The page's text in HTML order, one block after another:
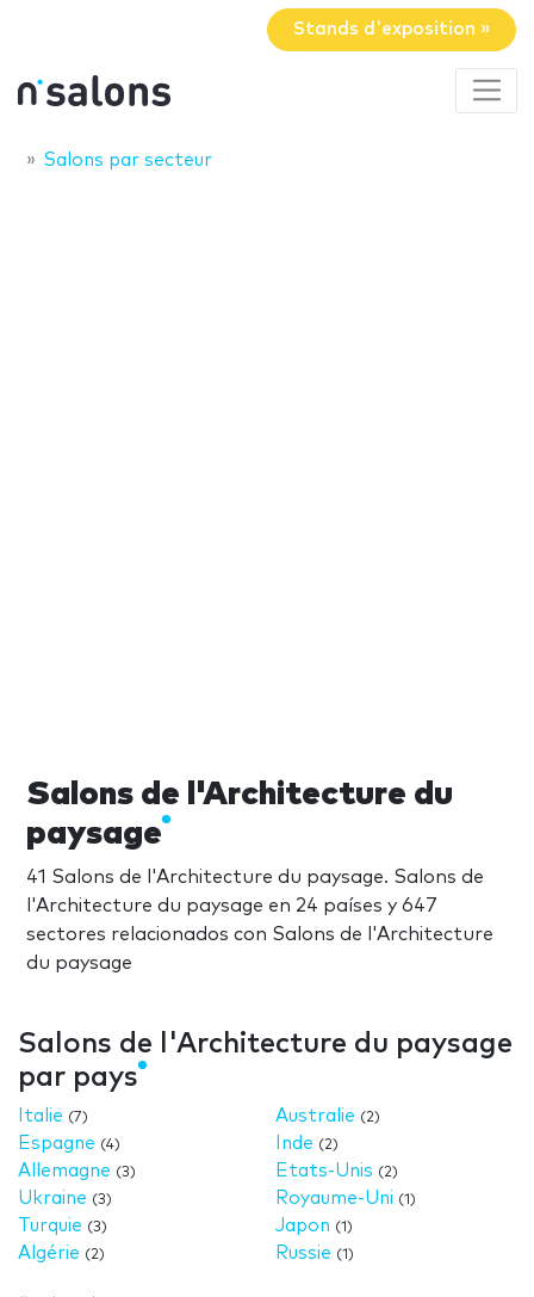
Stands d'exposition »
Salons par secteur
Salons de l'Architecture du
paysage
41 Salons de l'Architecture du paysage. Salons de
l'Architecture du paysage en 24 países y 647
sectores relacionados con Salons de l'Architecture
du paysage
Salons de l'Architecture du paysage
par pays
Italie (7)
Espagne (4)
Allemagne (3)
Ukraine (3)
Turquie (3)
Algérie (2)
Australie (2)
Inde (2)
Etats-Unis (2)
Royaume-Uni (1)
Japon (1)
Russie (1)